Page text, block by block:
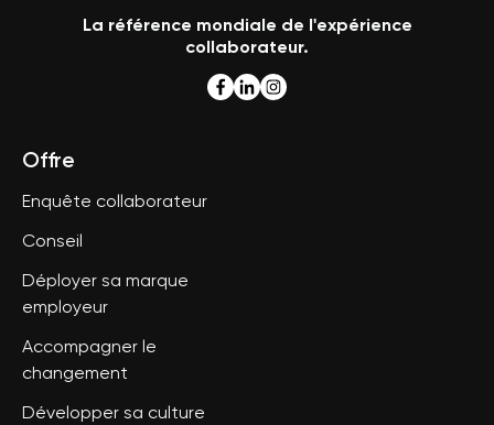
La référence mondiale de l'expérience
collaborateur.
Offre
Enquête collaborateur
Conseil
Déployer sa marque
employeur
Accompagner le
changement
Développer sa culture